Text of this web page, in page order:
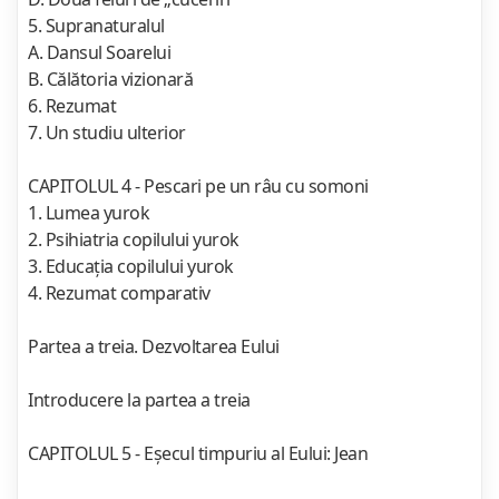
5. Supranaturalul
A. Dansul Soarelui
B. Călătoria vizionară
6. Rezumat
7. Un studiu ulterior
CAPITOLUL 4 - Pescari pe un râu cu somoni
1. Lumea yurok
2. Psihiatria copilului yurok
3. Educaţia copilului yurok
4. Rezumat comparativ
Partea a treia. Dezvoltarea Eului
Introducere la partea a treia
CAPITOLUL 5 - Eşecul timpuriu al Eului: Jean